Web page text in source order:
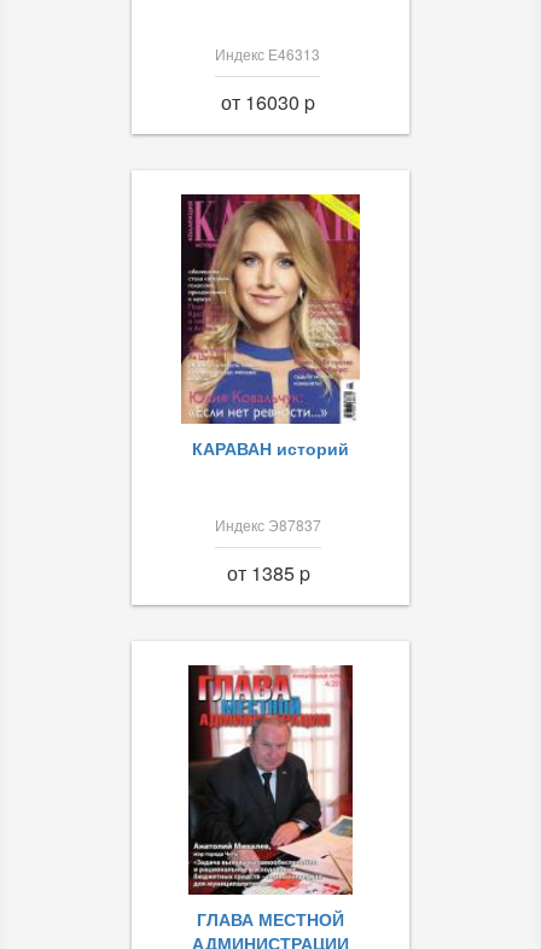
Индекс Е46313
от 16030 p
КАРАВАН историй
Индекс Э87837
от 1385 p
ГЛАВА МЕСТНОЙ
АДМИНИСТРАЦИИ